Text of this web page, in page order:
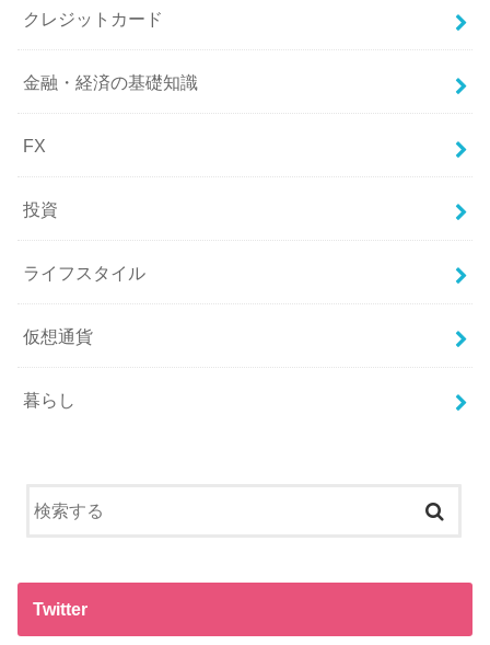
クレジットカード
金融・経済の基礎知識
FX
投資
ライフスタイル
仮想通貨
暮らし
Twitter